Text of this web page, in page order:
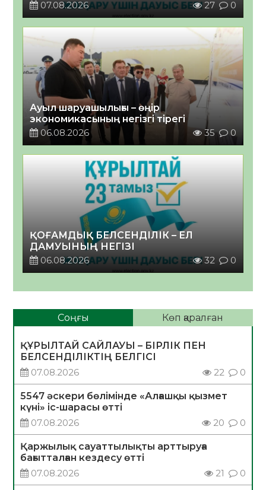
07.08.2026 27 0
Ауыл шаруашылығы – өңір
экономикасының негізгі тірегі
06.08.2026
35 0
ҚОҒАМДЫҚ БЕЛСЕНДІЛІК – ЕЛ
ДАМУЫНЫҢ НЕГІЗІ
06.08.2026
32 0
Соңғы Көп қаралған
ҚҰРЫЛТАЙ САЙЛАУЫ – БІРЛІК ПЕН
БЕЛСЕНДІЛІКТІҢ БЕЛГІСІ
07.08.2026
22 0
5547 әскери бөлімінде «Алғашқы қызмет
күні» іс-шарасы өтті
07.08.2026
20 0
Қаржылық сауаттылықты арттыруға
бағытталған кездесу өтті
07.08.2026
21 0